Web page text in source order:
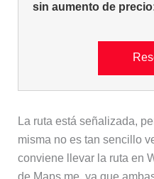
sin aumento de
La ruta está señalizada,
misma no es tan sencillo
conviene llevar la ruta en
de Maps.me, ya que